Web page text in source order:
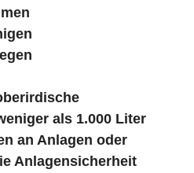
als 1.000 Liter
an Anlagen oder
Anlagensicherheit